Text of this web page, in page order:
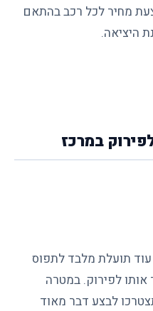
מחיר לכל רכב בהתאם
היציאה.
במרכז
תועלת מלבד לתפוס
אותו לפירוק. במטרה
לבצע דבר מאוד